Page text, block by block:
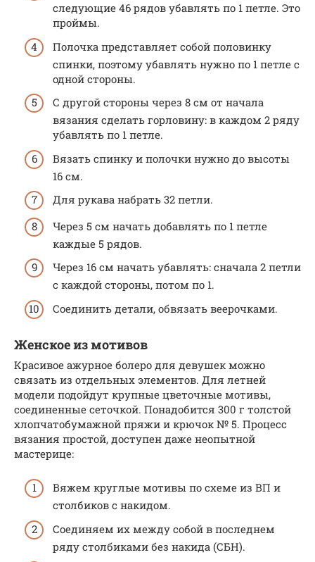
следующие 46 рядов убавлять по 1 петле. Это
проймы.
Полочка представляет собой половинку
спинки, поэтому убавлять нужно по 1 петле с
одной стороны.
С другой стороны через 8 см от начала
вязания сделать горловину: в каждом 2 ряду
убавлять по 1 петле.
Вязать спинку и полочки нужно до высоты
16 см.
Для рукава набрать 32 петли.
Через 5 см начать добавлять по 1 петле
каждые 5 рядов.
Через 16 см начать убавлять: сначала 2 петли
с каждой стороны, потом по 1.
Соединить детали, обвязать веерочками.
Женское из мотивов
Красивое ажурное болеро для девушек можно
связать из отдельных элементов. Для летней
модели подойдут крупные цветочные мотивы,
соединенные сеточкой. Понадобится 300 г толстой
хлопчатобумажной пряжи и крючок № 5. Процесс
вязания простой, доступен даже неопытной
мастерице:
Вяжем круглые мотивы по схеме из ВП и
столбиков с накидом.
Соединяем их между собой в последнем
ряду столбиками без накида (СБН).